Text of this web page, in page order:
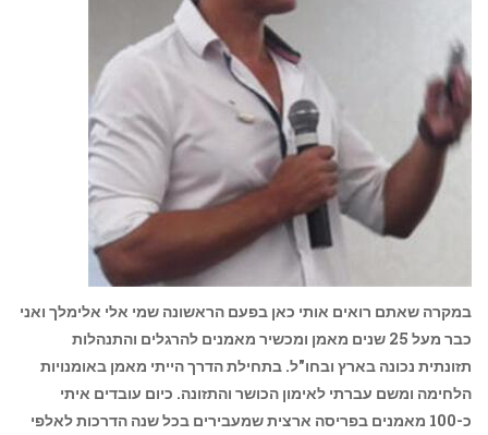
במקרה שאתם רואים אותי כאן בפעם הראשונה שמי אלי אלימלך ואני
כבר מעל 25 שנים מאמן ומכשיר מאמנים להרגלים והתנהלות
תזונתית נכונה בארץ ובחו"ל. בתחילת הדרך הייתי מאמן באומנויות
הלחימה ומשם עברתי לאימון הכושר והתזונה. כיום עובדים איתי
כ-100 מאמנים בפריסה ארצית שמעבירים בכל שנה הדרכות לאלפי